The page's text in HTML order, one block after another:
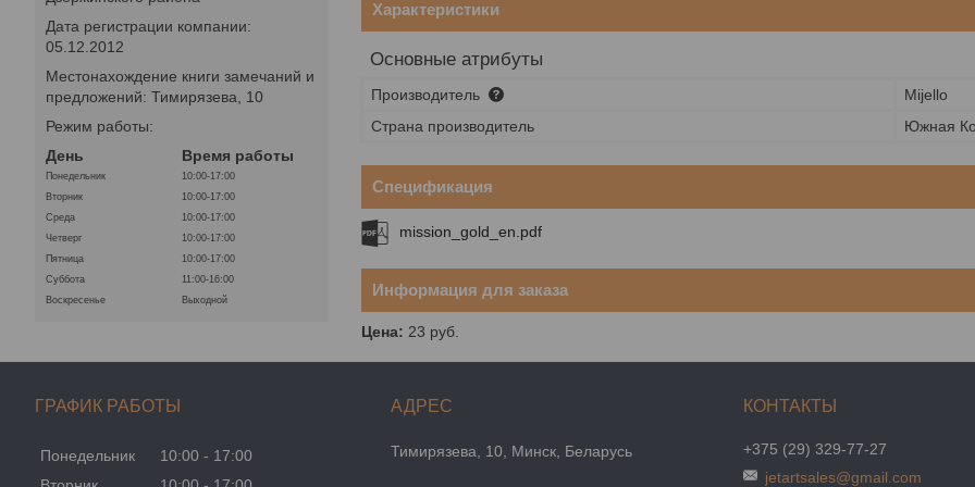
Характеристики
Основные атрибуты
Производитель
Mijello
Страна производитель
Южная
Спецификация
mission_gold_en.pdf
Информация для заказа
Цена: 23 руб.
Дата регистрации компании:
05.12.2012
Местонахождение книги замечаний и
предложений: Тимирязева, 10
Режим работы:
День
Время работы
Понедельник
10:00-17:00
Вторник
10:00-17:00
Среда
10:00-17:00
Четверг
10:00-17:00
Пятница
10:00-17:00
Суббота
11:00-16:00
Воскресенье
Выходной
ГРАФИК РАБОТЫ
Понедельник 10:00
17:00
Тимирязева, 10, Минск, Беларусь
+375 (29) 329-77-27
jetartsales@gmail.com